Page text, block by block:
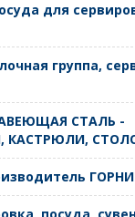
для
группа,
СТАЛЬ -
КАСТРЮЛИ,